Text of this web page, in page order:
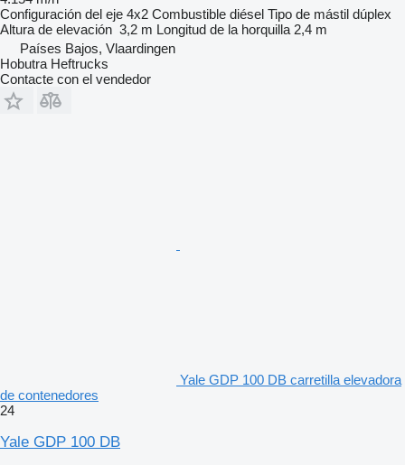
Configuración del eje 4x2 Combustible diésel Tipo de mástil dúplex
Altura de elevación 3,2 m Longitud de la horquilla 2,4 m
Países Bajos, Vlaardingen
Hobutra Heftrucks
Contacte con el vendedor
Yale GDP 100 DB carretilla elevadora
de contenedores
24
Yale GDP 100 DB